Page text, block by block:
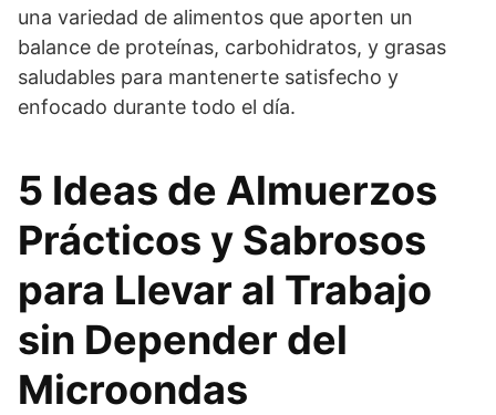
una variedad de alimentos que aporten un
balance de proteínas, carbohidratos, y grasas
saludables para mantenerte satisfecho y
enfocado durante todo el día.
5 Ideas de Almuerzos
Prácticos y Sabrosos
para Llevar al Trabajo
sin Depender del
Microondas